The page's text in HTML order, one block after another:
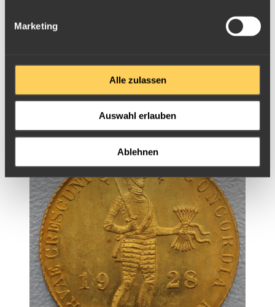
Marketing
Alle zulassen
Auswahl erlauben
Ablehnen